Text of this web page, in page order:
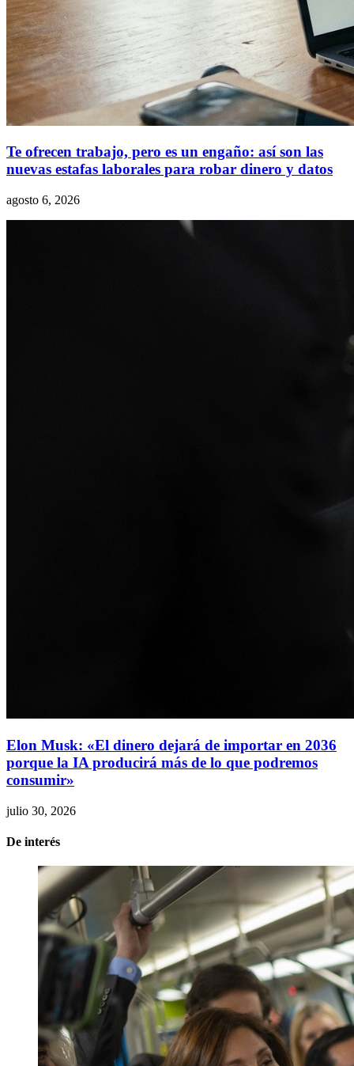
Te ofrecen trabajo, pero es un engaño: así son las
nuevas estafas laborales para robar dinero y datos
agosto 6, 2026
Elon Musk: «El dinero dejará de importar en 2036
porque la IA producirá más de lo que podremos
consumir»
julio 30, 2026
De interés